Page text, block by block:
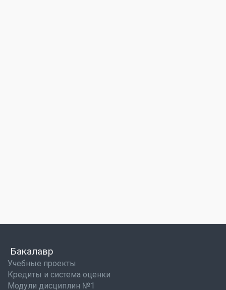
Бакалавр
Учебные проекты
Кредиты и система оценки
Модули дисциплин №1